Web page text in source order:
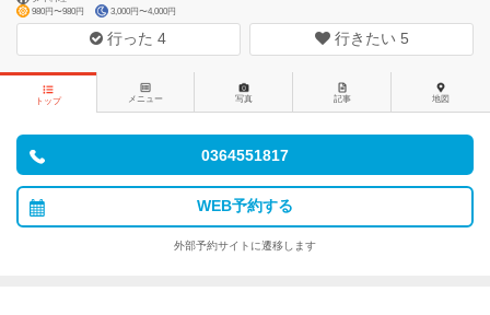
980円〜980円
3,000円〜4,000円
行った4 行きたい 5
トップ メニュー 写真 記事 地図
0364551817
WEB予約する
外部予約サイトに遷移します